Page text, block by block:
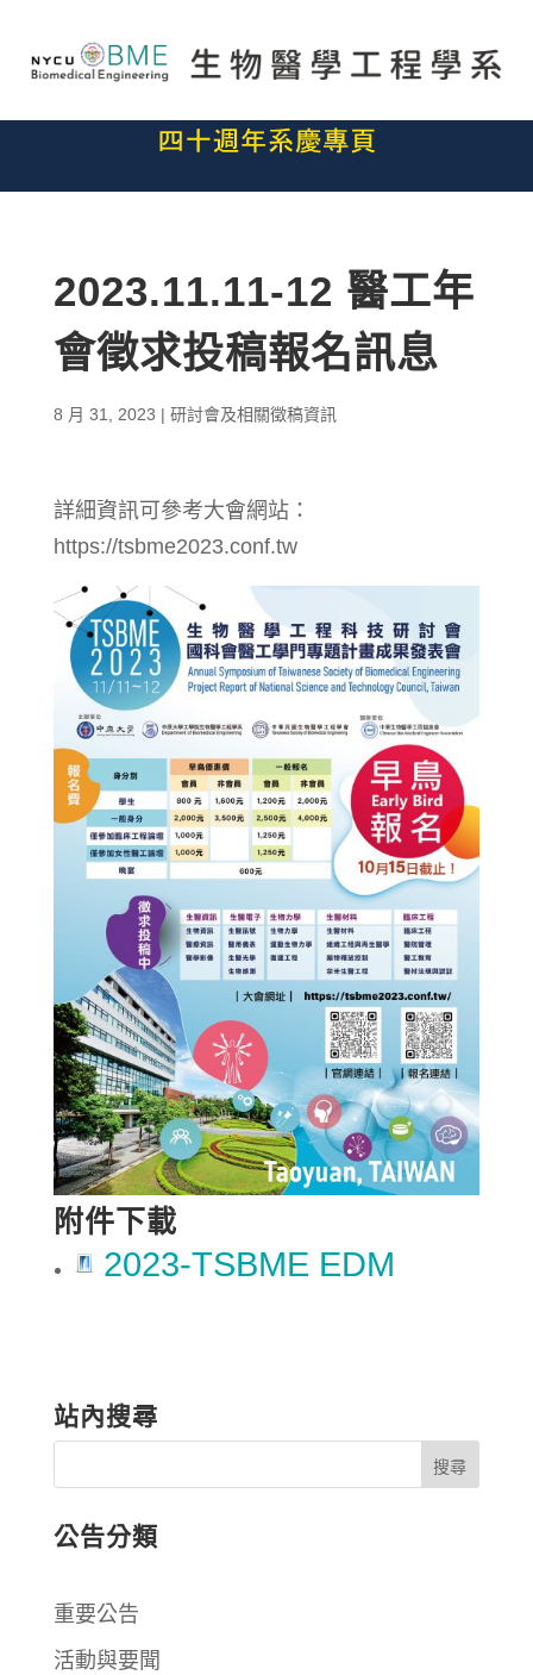
2023.11.11-12 醫工年
會徵求投稿報名訊息
8 月 31, 2023 | 研討會及相關徵稿資訊
詳細資訊可參考大會網站：
https://tsbme2023.conf.tw
附件下載
2023-TSBME EDM
站內搜尋
公告分類
重要公告
活動與要聞